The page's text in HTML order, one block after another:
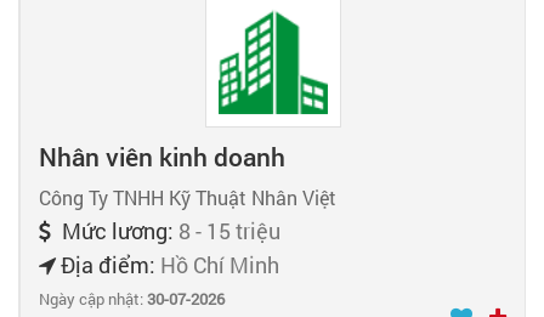
Nhân viên kinh doanh
Công Ty TNHH Kỹ Thuật Nhân Việt
Mức lương: 8 - 15 triệu
Địa điểm: Hồ Chí Minh
Ngày cập nhật:30-07-2026